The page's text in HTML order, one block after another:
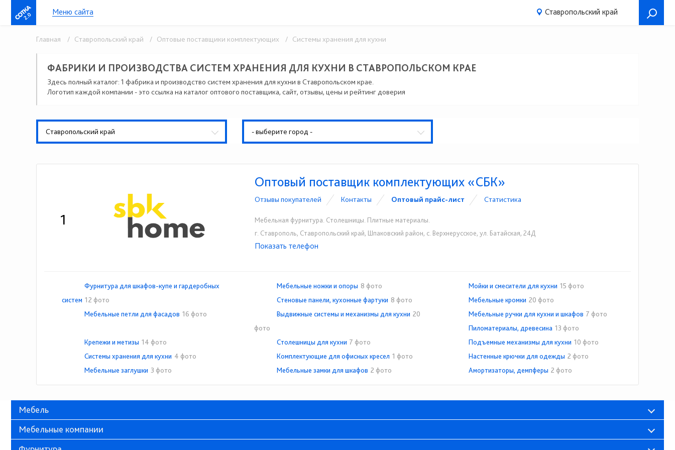
2.0 Меню сайта Ставропольский край
Главная / Ставропольский край / Оптовые поставщики комплектующих / Системы хранения для кухни
ФАБРИКИ И ПРОИЗВОДСТВА СИСТЕМ ХРАНЕНИЯ ДЛЯ КУХНИ В СТАВРОПОЛЬСКОМ КРАЕ
Здесь полный каталог: 1 фабрика и производство систем хранения для кухни в Ставропольском крае.
Логотип каждой компании - это ссылка на каталог оптового поставщика, сайт, отзывы, цены и рейтинг доверия
Ставропольский край - выберите город -
1
Оптовый поставщик комплектующих «СБК»
Отзывы покупателей Контакты Оптовый прайс-лист Статистика
Мебельная фурнитура. Столешницы. Плитные материалы.
г. Ставрополь, Ставропольский край, Шпаковский район, с. Верхнерусское, ул. Батайская, 24Д
☎+7-938-331-33-30
Показать телефон
Фурнитура для шкафов-купе и гардеробных
систем 12 фото
Мебельные ножки и опоры 8 фото Мойки и смесители для кухни 15 фото
Стеновые панели, кухонные фартуки 8 фото Мебельные кромки 20 фото
Мебельные петли для фасадов 16 фото Выдвижные системы и механизмы для кухни 20
фото
Мебельные ручки для кухни и шкафов 7 фото
Пиломатериалы, древесина 13 фото
Крепежи и метизы 14 фото Столешницы для кухни 7 фото Подъемные механизмы для кухни 10 фото
Системы хранения для кухни 4 фото Комплектующие для офисных кресел 1 фото Настенные крючки для одежды 2 фото
Мебельные заглушки 3 фото Мебельные замки для шкафов 2 фото Амортизаторы, демпферы 2 фото
Мебель
Мебельные компании